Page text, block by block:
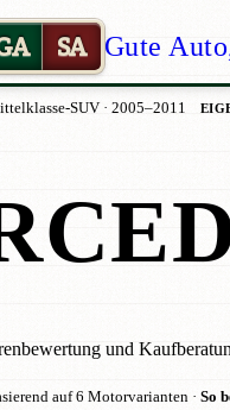
SA Gute
SUV · 2005–2011
und
auf 6 Motorvarianten · So